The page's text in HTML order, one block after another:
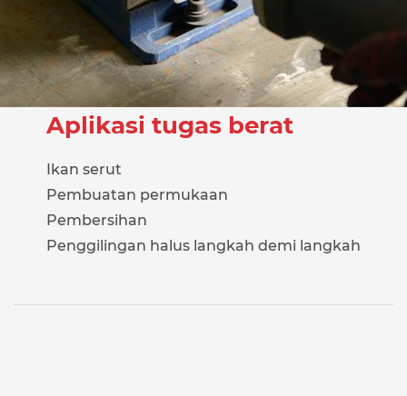
Aplikasi tugas berat
Ikan serut
Pembuatan permukaan
Pembersihan
Penggilingan halus langkah demi langkah